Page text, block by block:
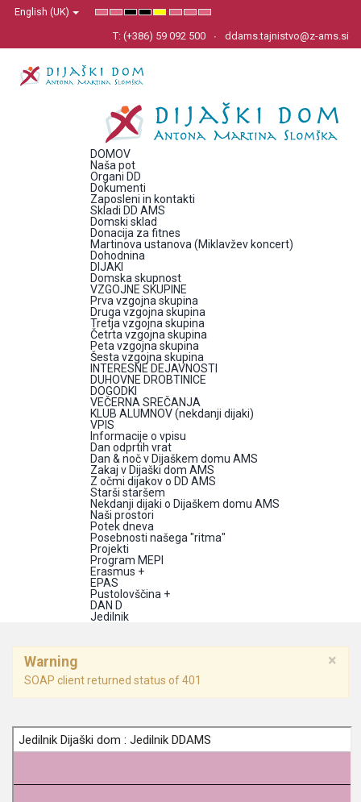
English (UK)
Default
NightHigh
Black
White
High
Black
Yellow
High
Yellow
Set
Font
Set
Font
Set
Font
T: (+386) 59 092 500 ddams.tajnistvo@z-ams.si
DOMOV
Naša pot
Organi DD
Dokumenti
Zaposleni in kontakti
Skladi DD AMS
Domski sklad
Donacija za fitnes
Martinova ustanova (Miklavžev koncert)
Dohodnina
DIJAKI
Domska skupnost
VZGOJNE SKUPINE
Prva vzgojna skupina
Druga vzgojna skupina
Tretja vzgojna skupina
Četrta vzgojna skupina
Peta vzgojna skupina
Šesta vzgojna skupina
INTERESNE DEJAVNOSTI
DUHOVNE DROBTINICE
DOGODKI
VEČERNA SREČANJA
KLUB ALUMNOV (nekdanji dijaki)
VPIS
Informacije o vpisu
Dan odprtih vrat
Dan & noč v Dijaškem domu AMS
Zakaj v Dijaški dom AMS
Z očmi dijakov o DD AMS
Starši staršem
Nekdanji dijaki o Dijaškem domu AMS
Naši prostori
Potek dneva
Posebnosti našega "ritma"
Projekti
Program MEPI
Erasmus +
EPAS
Pustolovščina +
DAN D
Jedilnik
×
Warning
SOAP client returned status of 401